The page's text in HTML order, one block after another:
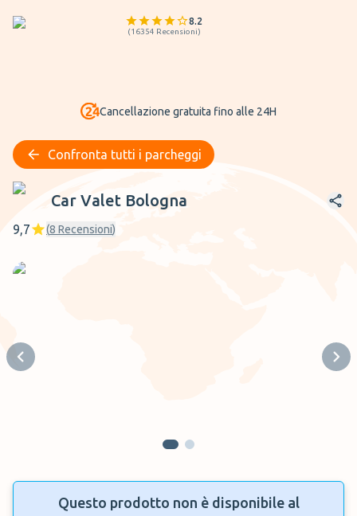
8.2
(16354 Recensioni)
Cancellazione gratuita fino alle 24H
Confronta tutti i parcheggi
Car Valet Bologna
Car Valet Bologna
9,7 (8 Recensioni)
Previous slide
Questo prodotto non è disponibile al